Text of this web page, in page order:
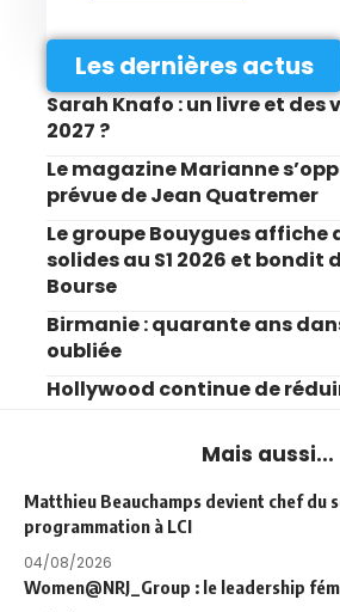
Les dernières actus
Sarah Knafo : un livre et des
2027 ?
Le magazine Marianne
prévue de Jean Quatremer
Le groupe Bouygues affiche
solides au S1 2026 et bondit
Bourse
Birmanie : quarante ans
oubliée
Hollywood continue de
Mais aussi...
Matthieu Beauchamps devient chef du
programmation à LCI
04/08/2026
Women@NRJ_Group : le leadership